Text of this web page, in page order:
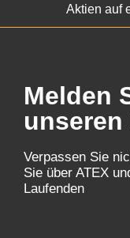
Aktien auf
Melden
unseren
Verpassen Sie
Sie über ATEX
Laufenden